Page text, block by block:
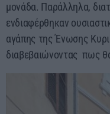
μονάδα. Παράλληλα,
ενδιαφέρθηκαν
αγάπης της Ένωσης
διαβεβαιώνοντας πως